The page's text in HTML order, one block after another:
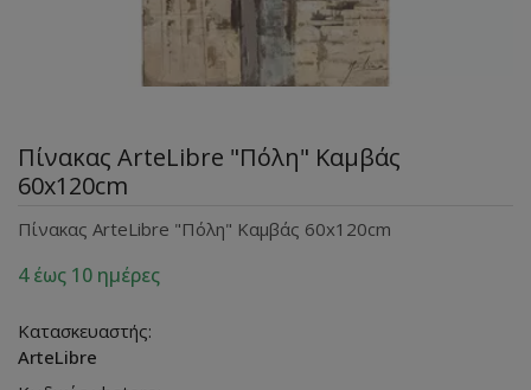
Πίνακας ArteLibre "Πόλη" Καμβάς
60x120cm
Πίνακας ArteLibre "Πόλη" Καμβάς 60x120cm
4 έως 10 ημέρες
Κατασκευαστής:
ArteLibre